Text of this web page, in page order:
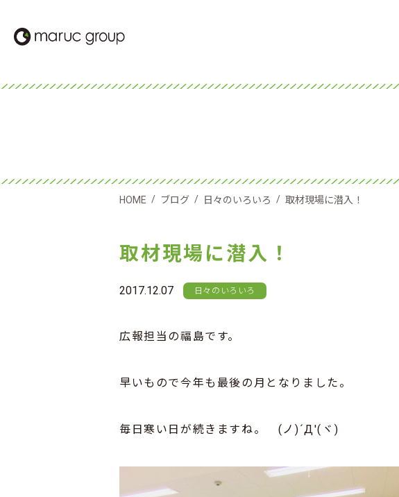
HOME / ブログ / 日々のいろいろ / 取材現場に潜入！
取材現場に潜入！
2017.12.07 日々のいろいろ
広報担当の福島です。
早いもので今年も最後の月となりました。
毎日寒い日が続きますね。 (ノ)´Д'(ヾ)